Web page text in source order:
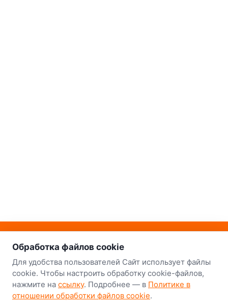
о нас
Наш склад-магазин:
Минск
8-й Путепроводный переулок, 5
GPS53.924752, 27.489820
Обработка файлов cookie
Для удобства пользователей Сайт использует файлы
cookie. Чтобы настроить обработку cookie-файлов,
нажмите на ссылку. Подробнее — в Политике в
отношении обработки файлов cookie.